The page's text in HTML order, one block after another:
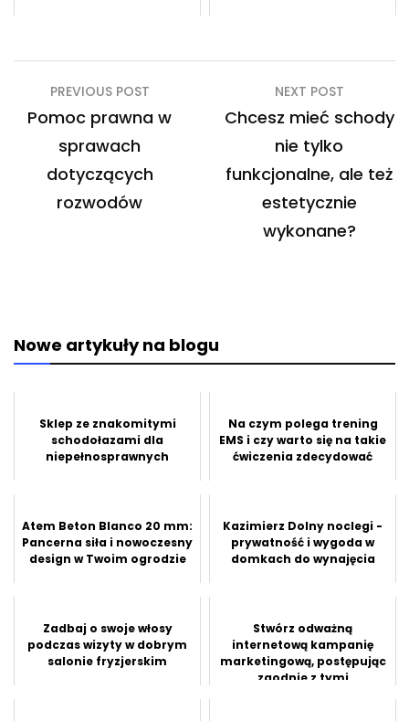
Nawigacja
wpisu
PREVIOUS POST
Pomoc prawna w
sprawach
dotyczących
rozwodów
NEXT POST
Chcesz mieć schody
nie tylko
funkcjonalne, ale też
estetycznie
wykonane?
Nowe artykuły na blogu
Sklep ze znakomitymi
schodołazami dla
niepełnosprawnych
Na czym polega trening
EMS i czy warto się na takie
ćwiczenia zdecydować
Atem Beton Blanco 20 mm:
Pancerna siła i nowoczesny
design w Twoim ogrodzie
Kazimierz Dolny noclegi -
prywatność i wygoda w
domkach do wynajęcia
Zadbaj o swoje włosy
podczas wizyty w dobrym
salonie fryzjerskim
Stwórz odważną
internetową kampanię
marketingową, postępując
zgodnie z tymi